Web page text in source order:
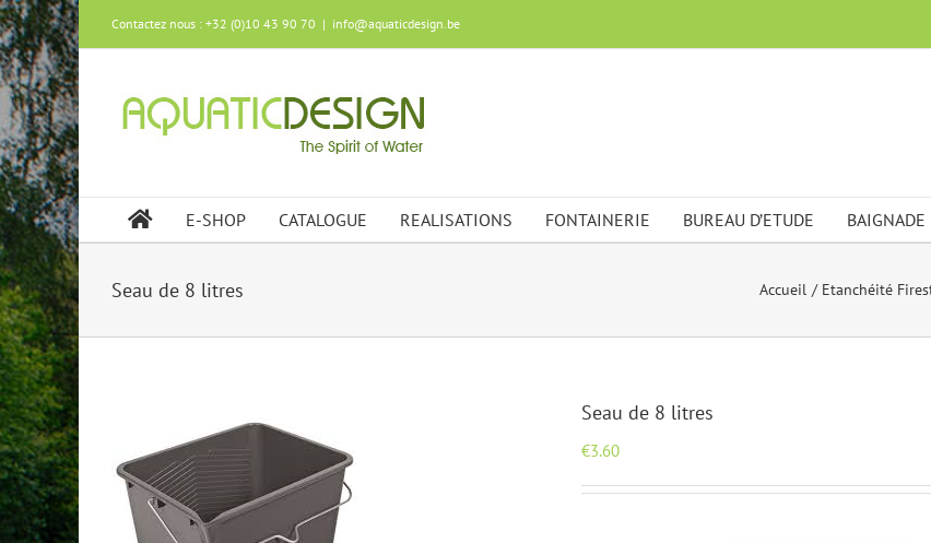
Skip
to
content
Contactez nous : +32 (0)10 43 90 70 | info@aquaticdesign.be
E-SHOP CATALOGUE REALISATIONS FONTAINERIE BUREAU D’ETUDE BAIGNADE
Seau de 8 litres Accueil Etanchéité
Seau de 8 litres
€3.60